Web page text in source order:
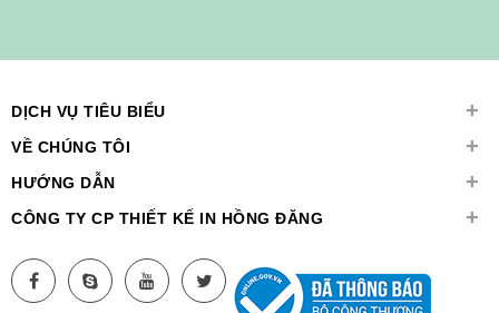
DỊCH VỤ TIÊU BIỂU +
VỀ CHÚNG TÔI +
HƯỚNG DẪN +
CÔNG TY CP THIẾT KẾ IN HỒNG ĐĂNG +